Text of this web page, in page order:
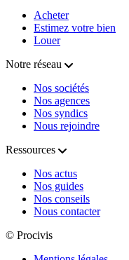
Acheter
Estimez votre bien
Louer
Notre réseau
Nos sociétés
Nos agences
Nos syndics
Nous rejoindre
Ressources
Nos actus
Nos guides
Nos conseils
Nous contacter
© Procivis